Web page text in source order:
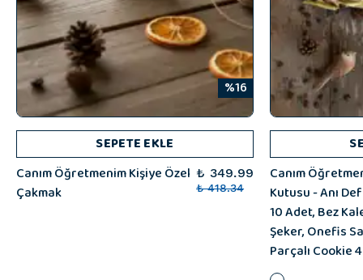
%16
SEPETE EKLE
Canım Öğretmenim Kişiye Özel
Çakmak
₺ 349.99
₺ 418.34
Canım
Kutusu - Anı
10 Adet, Bez
Şeker, Onefis
Parçalı Cookie